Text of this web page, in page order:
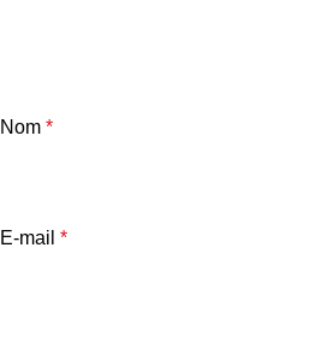
Nom *
E-mail *